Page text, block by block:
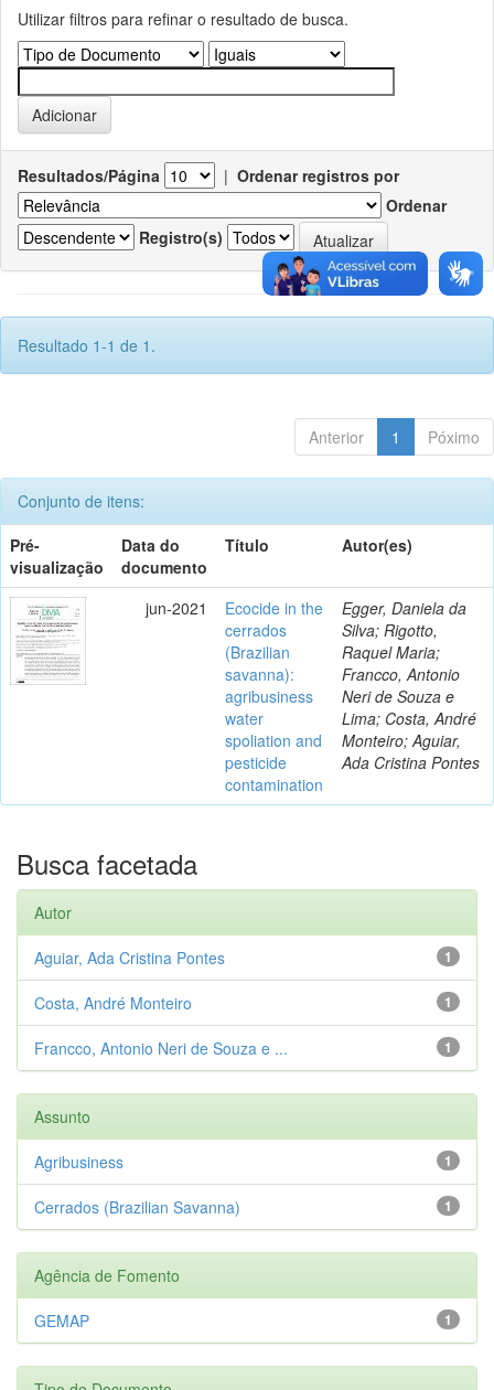
Utilizar filtros para refinar o resultado de busca.
Resultados/Página | Ordenar registros por
Ordenar
Registro(s)
Resultado 1-1 de 1.
Anterior 1 Póximo
Conjunto de itens:
Pré-
visualização
Data do
documento
Título Autor(es)
jun-2021
Ecocide in the
cerrados
(Brazilian
savanna):
agribusiness
water
spoliation and
pesticide
contamination
Egger, Daniela da
Silva; Rigotto,
Raquel Maria;
Francco, Antonio
Neri de Souza e
Lima; Costa, André
Monteiro; Aguiar,
Ada Cristina Pontes
Busca facetada
Autor
1
Aguiar, Ada Cristina Pontes
1
Costa, André Monteiro
1
Francco, Antonio Neri de Souza e ...
Assunto
1
Agribusiness
1
Cerrados (Brazilian Savanna)
Agência de Fomento
1
GEMAP